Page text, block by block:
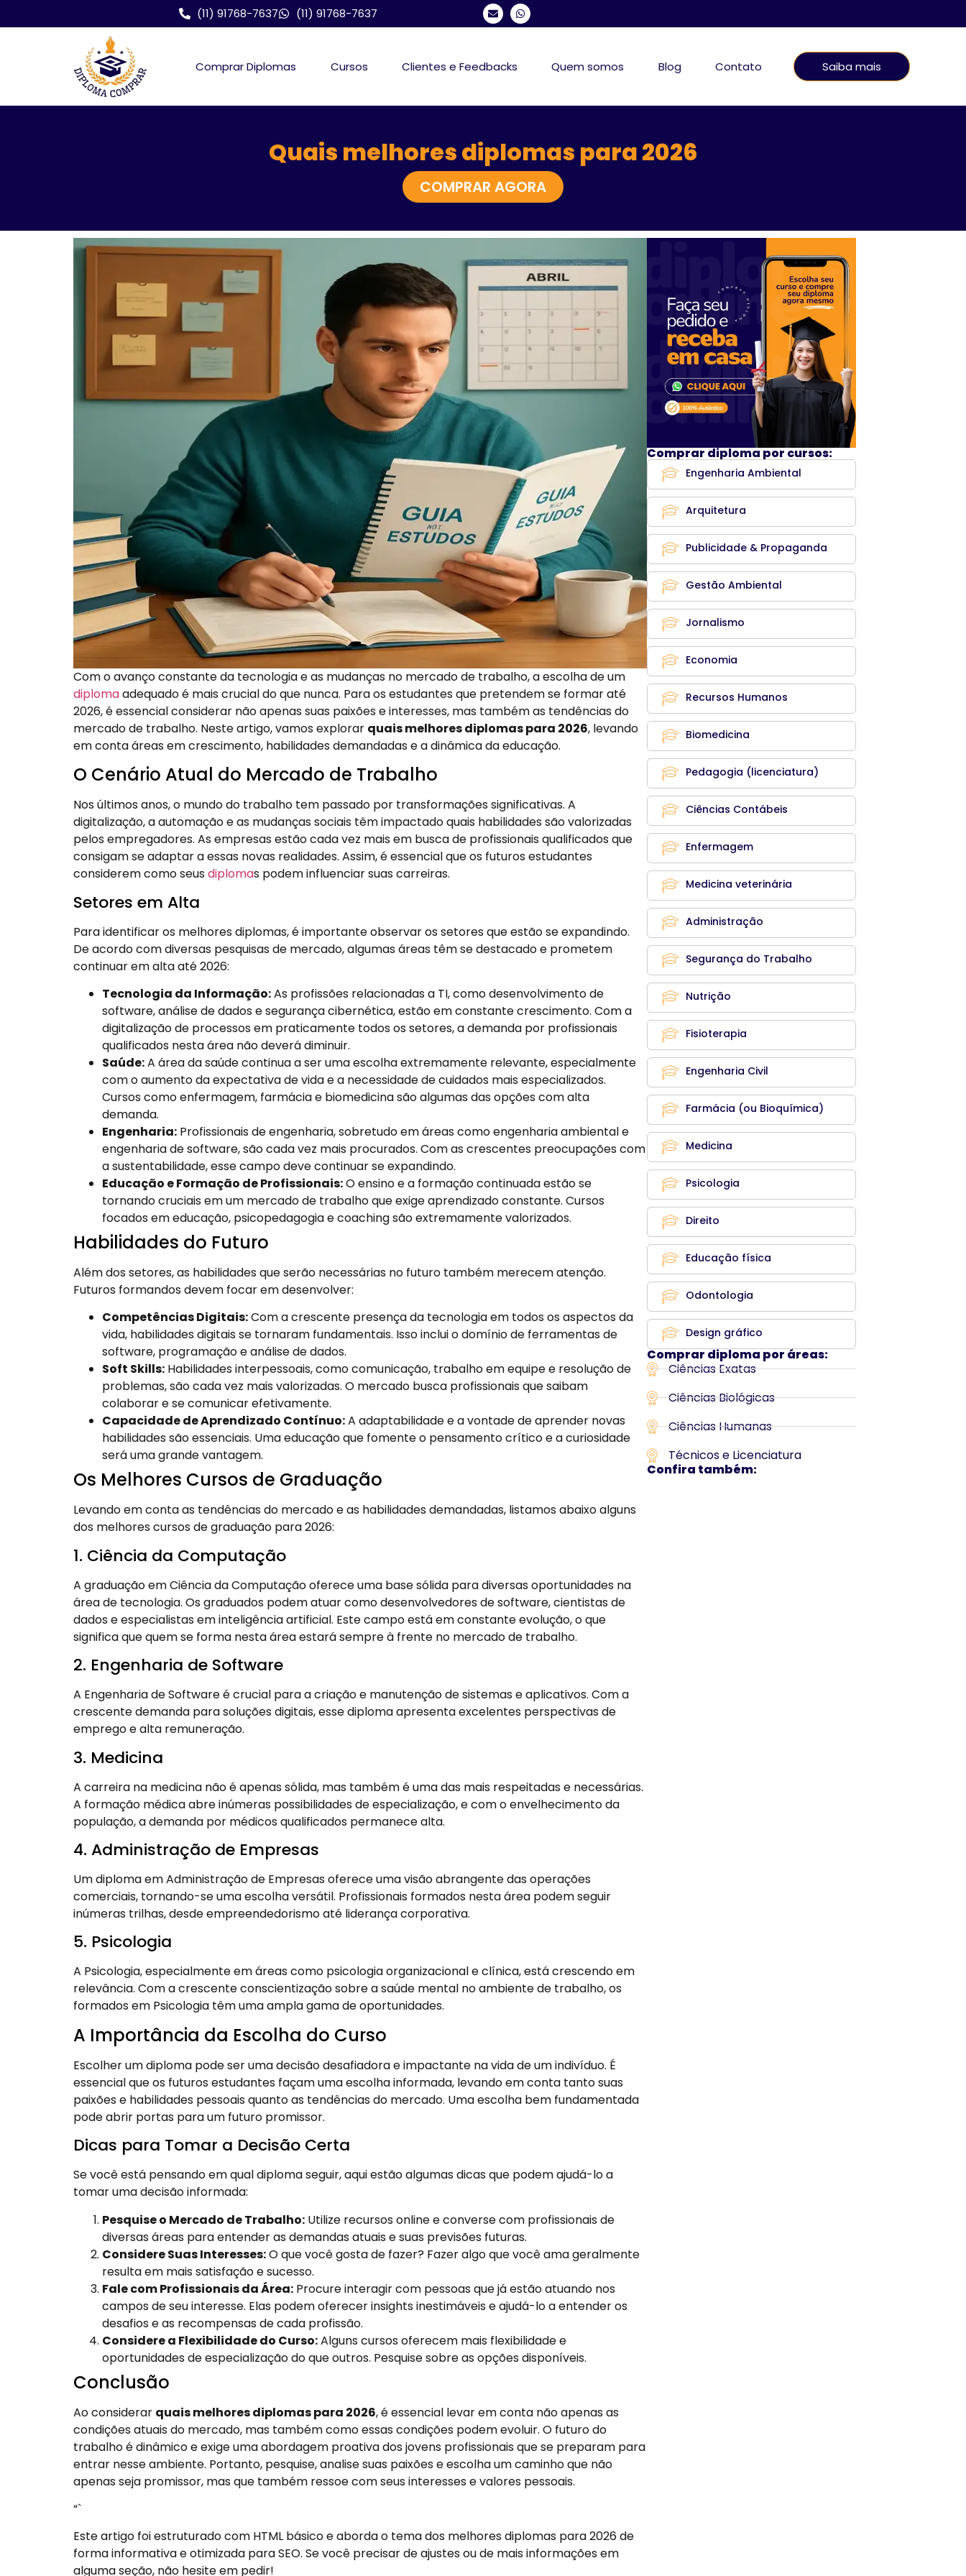
(11) 91768-7637 (11) 91768-7637
Comprar Diplomas Cursos Clientes e Feedbacks Quem somos Blog Contato Saiba mais
Quais melhores diplomas para 2026
COMPRAR AGORA
Com o avanço constante da tecnologia e as mudanças no mercado de trabalho, a escolha de um
diplomaadequado é mais crucial do que nunca. Para os estudantes que pretendem se formar até
2026, é essencial considerar não apenas suas paixões e interesses, mas também as tendências do
mercado de trabalho. Neste artigo, vamos explorar quais melhores diplomas para 2026, levando
em conta áreas em crescimento, habilidades demandadas e a dinâmica da educação.
O Cenário Atual do Mercado de Trabalho
Nos últimos anos, o mundo do trabalho tem passado por transformações significativas. A
digitalização, a automação e as mudanças sociais têm impactado quais habilidades são valorizadas
pelos empregadores. As empresas estão cada vez mais em busca de profissionais qualificados que
consigam se adaptar a essas novas realidades. Assim, é essencial que os futuros estudantes
considerem como seusdiplomas podem influenciar suas carreiras.
Setores em Alta
Para identificar os melhores diplomas, é importante observar os setores que estão se expandindo.
De acordo com diversas pesquisas de mercado, algumas áreas têm se destacado e prometem
continuar em alta até 2026:
Tecnologia da Informação:As profissões relacionadas a TI, como desenvolvimento de
software, análise de dados e segurança cibernética, estão em constante crescimento. Com a
digitalização de processos em praticamente todos os setores, a demanda por profissionais
qualificados nesta área não deverá diminuir.
Saúde:A área da saúde continua a ser uma escolha extremamente relevante, especialmente
com o aumento da expectativa de vida e a necessidade de cuidados mais especializados.
Cursos como enfermagem, farmácia e biomedicina são algumas das opções com alta
demanda.
Engenharia: Profissionais de engenharia, sobretudo em áreas como engenharia ambiental e
engenharia de software, são cada vez mais procurados. Com as crescentes preocupações com
a sustentabilidade, esse campo deve continuar se expandindo.
Educação e Formação de Profissionais:O ensino e a formação continuada estão se
tornando cruciais em um mercado de trabalho que exige aprendizado constante. Cursos
focados em educação, psicopedagogia e coaching são extremamente valorizados.
Habilidades do Futuro
Além dos setores, as habilidades que serão necessárias no futuro também merecem atenção.
Futuros formandos devem focar em desenvolver:
Competências Digitais:Com a crescente presença da tecnologia em todos os aspectos da
vida, habilidades digitais se tornaram fundamentais. Isso inclui o domínio de ferramentas de
software, programação e análise de dados.
Soft Skills: Habilidades interpessoais, como comunicação, trabalho em equipe e resolução de
problemas, são cada vez mais valorizadas. O mercado busca profissionais que saibam
colaborar e se comunicar efetivamente.
Capacidade de Aprendizado Contínuo:A adaptabilidade e a vontade de aprender novas
habilidades são essenciais. Uma educação que fomente o pensamento crítico e a curiosidade
será uma grande vantagem.
Os Melhores Cursos de Graduação
Levando em conta as tendências do mercado e as habilidades demandadas, listamos abaixo alguns
dos melhores cursos de graduação para 2026:
1. Ciência da Computação
A graduação em Ciência da Computação oferece uma base sólida para diversas oportunidades na
área de tecnologia. Os graduados podem atuar como desenvolvedores de software, cientistas de
dados e especialistas em inteligência artificial. Este campo está em constante evolução, o que
significa que quem se forma nesta área estará sempre à frente no mercado de trabalho.
2. Engenharia de Software
A Engenharia de Software é crucial para a criação e manutenção de sistemas e aplicativos. Com a
crescente demanda para soluções digitais, esse diploma apresenta excelentes perspectivas de
emprego e alta remuneração.
3. Medicina
A carreira na medicina não é apenas sólida, mas também é uma das mais respeitadas e necessárias.
A formação médica abre inúmeras possibilidades de especialização, e com o envelhecimento da
população, a demanda por médicos qualificados permanece alta.
4. Administração de Empresas
Um diploma em Administração de Empresas oferece uma visão abrangente das operações
comerciais, tornando-se uma escolha versátil. Profissionais formados nesta área podem seguir
inúmeras trilhas, desde empreendedorismo até liderança corporativa.
5. Psicologia
A Psicologia, especialmente em áreas como psicologia organizacional e clínica, está crescendo em
relevância. Com a crescente conscientização sobre a saúde mental no ambiente de trabalho, os
formados em Psicologia têm uma ampla gama de oportunidades.
A Importância da Escolha do Curso
Escolher um diploma pode ser uma decisão desafiadora e impactante na vida de um indivíduo. É
essencial que os futuros estudantes façam uma escolha informada, levando em conta tanto suas
paixões e habilidades pessoais quanto as tendências do mercado. Uma escolha bem fundamentada
pode abrir portas para um futuro promissor.
Dicas para Tomar a Decisão Certa
Se você está pensando em qual diploma seguir, aqui estão algumas dicas que podem ajudá-lo a
tomar uma decisão informada:
Pesquise o Mercado de Trabalho: Utilize recursos online e converse com profissionais de
diversas áreas para entender as demandas atuais e suas previsões futuras.
Considere Suas Interesses:O que você gosta de fazer? Fazer algo que você ama geralmente
resulta em mais satisfação e sucesso.
Fale com Profissionais da Área: Procure interagir com pessoas que já estão atuando nos
campos de seu interesse. Elas podem oferecer insights inestimáveis e ajudá-lo a entender os
desafios e as recompensas de cada profissão.
Considere a Flexibilidade do Curso:Alguns cursos oferecem mais flexibilidade e
oportunidades de especialização do que outros. Pesquise sobre as opções disponíveis.
Conclusão
Ao considerar quais melhores diplomas para 2026, é essencial levar em conta não apenas as
condições atuais do mercado, mas também como essas condições podem evoluir. O futuro do
trabalho é dinâmico e exige uma abordagem proativa dos jovens profissionais que se preparam para
entrar nesse ambiente. Portanto, pesquise, analise suas paixões e escolha um caminho que não
apenas seja promissor, mas que também ressoe com seus interesses e valores pessoais.
“`
Este artigo foi estruturado com HTML básico e aborda o tema dos melhores diplomas para 2026 de
forma informativa e otimizada para SEO. Se você precisar de ajustes ou de mais informações em
alguma seção, não hesite em pedir!
Comprar diploma por cursos:
Engenharia Ambiental
Arquitetura
Publicidade & Propaganda
Gestão Ambiental
Jornalismo
Economia
Recursos Humanos
Biomedicina
Pedagogia (licenciatura)
Ciências Contábeis
Enfermagem
Medicina veterinária
Administração
Segurança do Trabalho
Nutrição
Fisioterapia
Engenharia Civil
Farmácia (ou Bioquímica)
Medicina
Psicologia
Direito
Educação física
Odontologia
Design gráfico
Comprar diploma por áreas:
Ciências Exatas
Ciências Biológicas
Ciências Humanas
Técnicos e Licenciatura
Confira também: